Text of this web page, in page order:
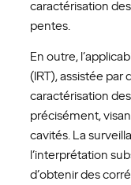
caractérisation
pentes.
En outre,
(IRT), assistée par
caractérisation
précisément,
cavités. La
l’interprétation
d’obtenir des